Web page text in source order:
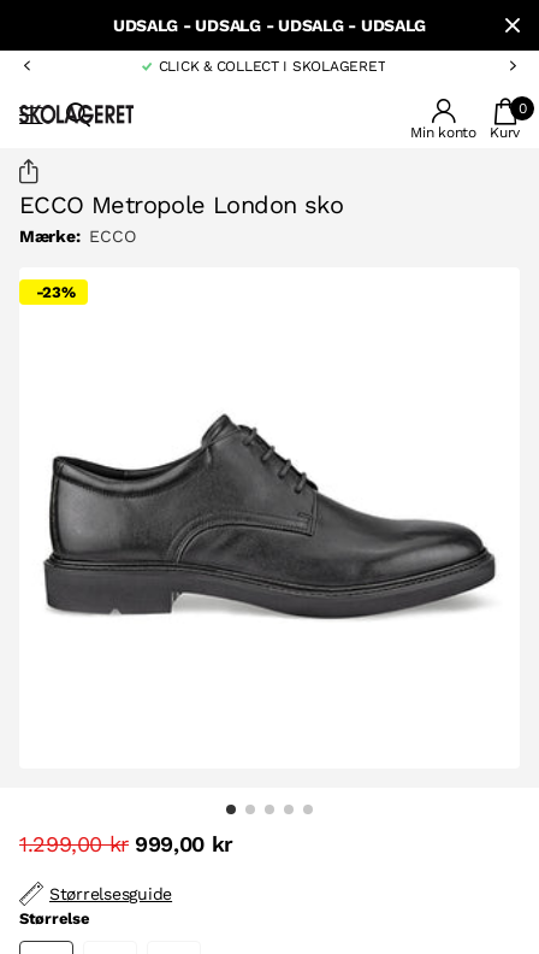
UDSALG - UDSALG - UDSALG - UDSALG
CLICK & COLLECT I SKOLAGERET
Min konto
0
Kurv
ECCO Metropole London sko
Mærke: ECCO
-23%
1.299,00 kr 999,00 kr
Størrelsesguide
Størrelse